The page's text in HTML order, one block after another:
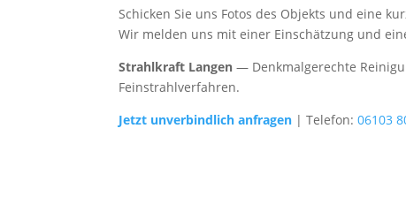
Schicken Sie uns Fotos des Objekts und eine
Wir melden uns mit einer Einschätzung und
Strahlkraft Langen — Denkmalgerechte
Feinstrahlverfahren.
Jetzt unverbindlich anfragen | Telefon:06103